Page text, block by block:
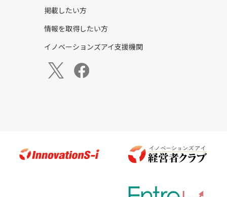
掲載したい方
情報を取得したい方
イノベーションズアイ支援機関